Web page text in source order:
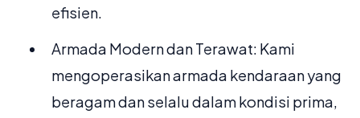
efisien.
Armada Modern dan Terawat: Kami
mengoperasikan armada kendaraan yang
beragam dan selalu dalam kondisi prima,